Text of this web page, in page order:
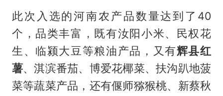
此次入选的河南农产品数量达到了40
个，品类丰富，既有汝阳小米、民权花
生、临颍大豆等粮油产品，又有辉县红
薯、淇滨番茄、博爱花椰菜、扶沟趴地菠
菜等蔬菜产品，还有偃师猕猴桃、新蔡秋